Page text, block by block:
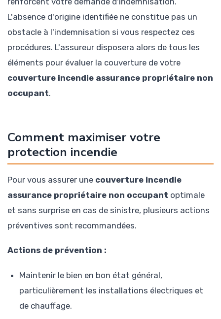
L'absence d'origine identifiée ne constitue pas un
obstacle à l'indemnisation si vous respectez ces
procédures. L'assureur disposera alors de tous les
éléments pour évaluer la couverture de votre
couverture incendie assurance propriétaire non
occupant.
Comment maximiser votre
protection incendie
Pour vous assurer une couverture incendie
assurance propriétaire non occupant optimale
et sans surprise en cas de sinistre, plusieurs actions
préventives sont recommandées.
Actions de prévention :
Maintenir le bien en bon état général,
particulièrement les installations électriques et
de chauffage.